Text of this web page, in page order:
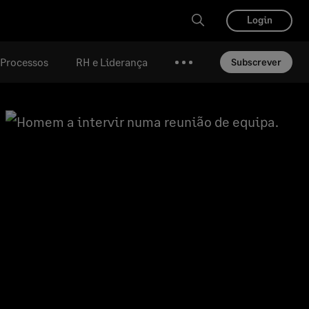
Login
RH e Liderança Subscrever